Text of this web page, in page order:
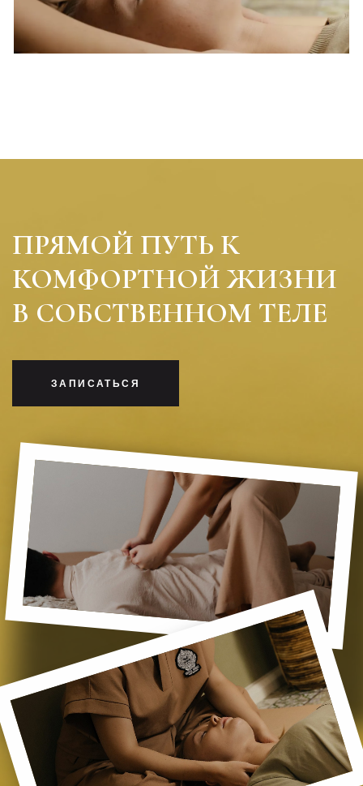
ПРЯМОЙ ПУТЬ К
КОМФОРТНОЙ ЖИЗНИ
В СОБСТВЕННОМ ТЕЛЕ
ЗАПИСАТЬСЯ